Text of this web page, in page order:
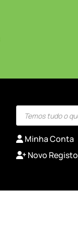
Products
search
Minha Conta
Novo Registo